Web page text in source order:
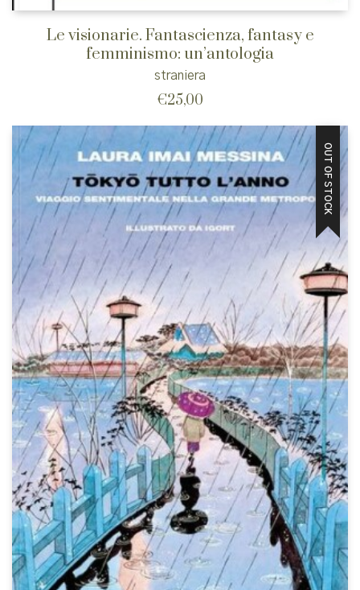
Le visionarie. Fantascienza, fantasy e
femminismo: un’antologia
straniera
€25,00
OUT OF STOCK